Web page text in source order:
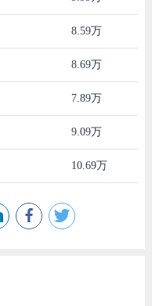
8.59万
8.69万
7.89万
9.09万
10.69万